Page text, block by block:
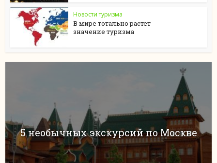
Новости туризма
В мире тотально растет
значение туризма
5 необычных экскурсий по Москве